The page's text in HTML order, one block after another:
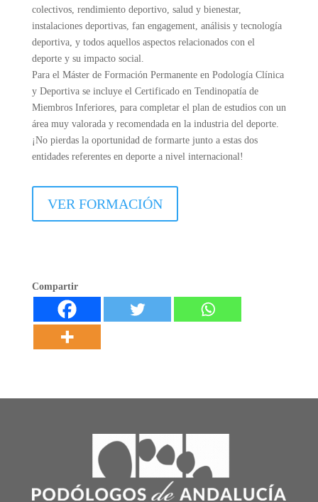
colectivos, rendimiento deportivo, salud y bienestar,
instalaciones deportivas, fan engagement, análisis y tecnología
deportiva, y todos aquellos aspectos relacionados con el
deporte y su impacto social.
Para el Máster de Formación Permanente en Podología Clínica
y Deportiva se incluye el Certificado en Tendinopatía de
Miembros Inferiores, para completar el plan de estudios con un
área muy valorada y recomendada en la industria del deporte.
¡No pierdas la oportunidad de formarte junto a estas dos
entidades referentes en deporte a nivel internacional!
VER FORMACIÓN
Compartir